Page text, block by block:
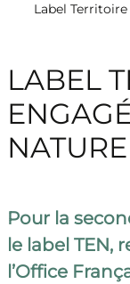
Label
LABEL
Pour la
le label TEN,
l’Office